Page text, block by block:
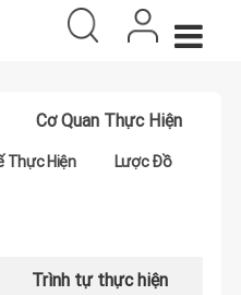
Cơ Quan Thực Hiện
Thực Hiện Lược Đồ
Trình tự thực hiện